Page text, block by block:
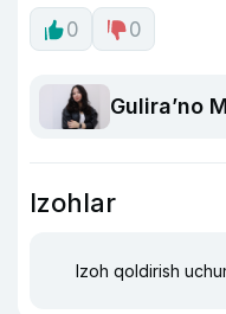
0 0
Guliraʼno
Izohlar
Izoh qoldirish